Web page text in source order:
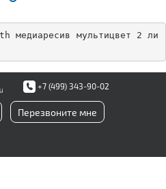
медиаресив мультицвет 2 ли
+7 (499) 343-90-02
Перезвоните мне